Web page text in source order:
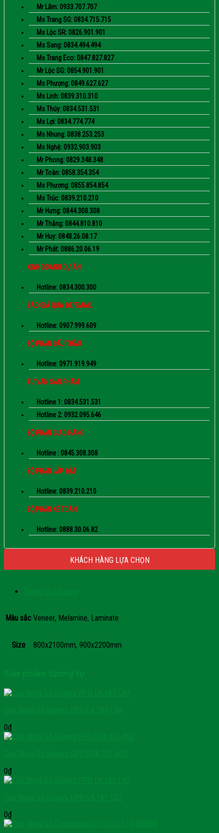
Mr Lãm: 0933.707.707
Ms Trang SG: 0834.715.715
Ms Lộc SR: 0826.901.901
Ms Sang: 0834.494.494
Ms Trang Eco: 0847.827.827
Mr Lộc SG: 0854.901.901
Ms Phượng: 0849.627.627
Ms Linh: 0839.310.310
Ms Thúy: 0834.531.531
Ms Lợi: 0834.774.774
Ms Nhung: 0838.253.253
Ms Nghệ: 0932.903.903
Mr Phong: 0829.348.348
Mr Toàn: 0858.354.354
Ms Phương: 0855.854.854
Ms Trúc: 0839.210.210
Mr Hưng: 0844.308.308
Mr Thắng: 0844.810.810
Mr Huy: 0848.26.08.17
Mr Phát: 0886.20.06.19
KINH DOANH DỰ ÁN
Hotline: 0834.300.300
BÁO GIÁ QUA ĐT/EMAIL
Hotline: 0907.999.609
BỘ PHẬN ĐẤU THẦU
Hotline: 0971.919.949
TƯ VẤN SẢN PHẨM
Hotline 1: 0834.531.531
Hotline 2: 0932.095.646
BỘ PHẬN GIAO HÀNG
Hotline : 0845.308.308
BỘ PHẬN LẮP ĐẶT
Hotline: 0839.210.210
BỘ PHẬN KẾ TOÁN
Hotline: 0888.30.06.82
KHÁCH HÀNG LỰA CHỌN
Màu sắc Veneer, Melamine, Laminate
Size 800x2100mm, 900x2200mm
0₫
0₫
0₫